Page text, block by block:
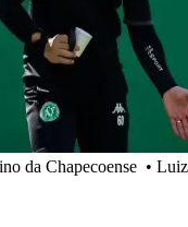
da Chapecoense •